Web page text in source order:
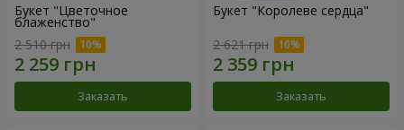
Букет "Цветочное
блаженство"
2 510 грн
Заказать
Букет "Королеве сердца"
2 621 грн
Заказать